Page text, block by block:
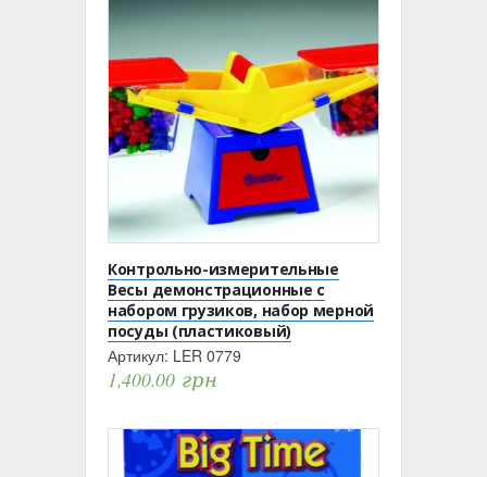
Контрольно-измерительные
Весы демонстрационные с
набором грузиков, набор мерной
посуды (пластиковый)
Артикул: LER 0779
1,400.00 грн